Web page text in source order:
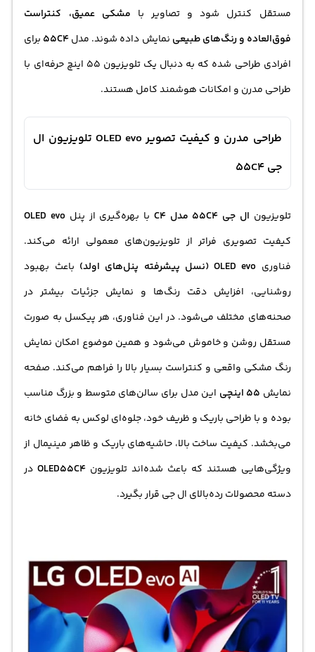
مستقل کنترل شود و تصاویر با مشکی عمیق، کنتراست
فوق‌العاده و رنگ‌های طبیعی نمایش داده شوند. مدل55C4 برای
افرادی طراحی شده که به دنبال یک تلویزیون 55 اینچ حرفه‌ای با
طراحی مدرن و امکانات هوشمند کامل هستند.
طراحی مدرن و کیفیت تصویر OLED evo تلویزیون ال
جی 55C4
تلویزیون ال جی 55C4 مدل C4 با بهره‌گیری از پنل OLED evo
کیفیت تصویری فراتر از تلویزیون‌های معمولی ارائه می‌کند.
فناوری OLED evo (نسل پیشرفته پنل‌های اولد)
باعث بهبود
روشنایی، افزایش دقت رنگ‌ها و نمایش جزئیات بیشتر در
صحنه‌های مختلف می‌شود. در این فناوری، هر پیکسل به صورت
مستقل روشن و خاموش می‌شود و همین موضوع امکان نمایش
رنگ مشکی واقعی و کنتراست بسیار بالا را فراهم می‌کند. صفحه
نمایش 55 اینچی
این مدل برای سالن‌های متوسط و بزرگ مناسب
بوده و با طراحی باریک و ظریف خود، جلوه‌ای لوکس به فضای خانه
می‌بخشد. کیفیت ساخت بالا، حاشیه‌های باریک و ظاهر مینیمال از
ویژگی‌هایی هستند که باعث شده‌اند تلویزیون OLED55C4در
دسته محصولات رده‌بالای ال جی قرار بگیرد.